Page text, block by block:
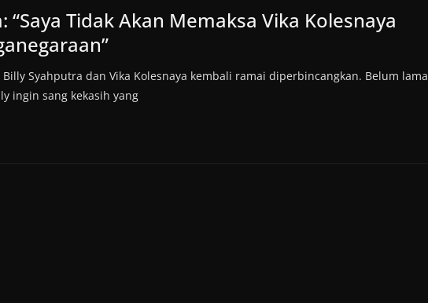
“Saya Tidak Akan Memaksa Vika Kolesnaya
Syahputra dan Vika Kolesnaya kembali ramai diperbincangkan. Belum lama
ingin sang kekasih yang